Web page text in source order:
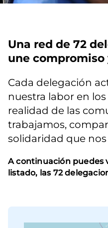
Una red de 72
une compromiso
Cada delegación
nuestra labor en los
realidad de las
trabajamos,
solidaridad que nos
A continuación puedes
listado, las 72